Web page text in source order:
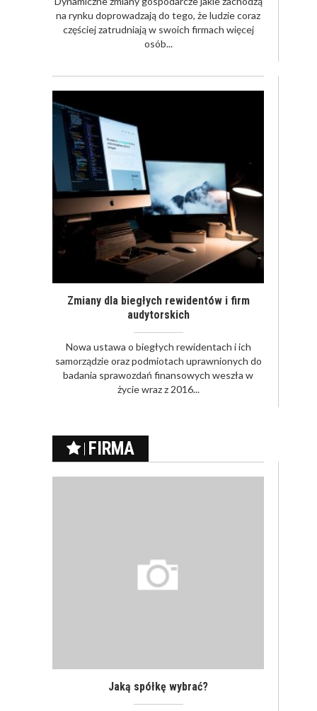
na rynku doprowadzają do tego, że ludzie coraz
częściej zatrudniają w swoich firmach więcej
osób...
Zmiany dla biegłych rewidentów i firm
audytorskich
Nowa ustawa o biegłych rewidentach i ich
samorządzie oraz podmiotach uprawnionych do
badania sprawozdań finansowych weszła w
życie wraz z 2016...
FIRMA
Jaką spółkę wybrać?